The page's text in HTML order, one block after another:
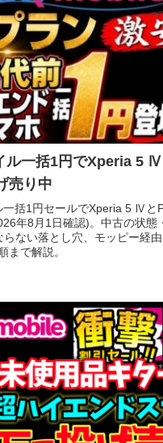
ル一括1円でXperia 5
売り中
一括1円セールでXperia 5 Ⅳと
年8月1日確認)。中古の状態
らない落とし穴、モッピー経
まで解説。